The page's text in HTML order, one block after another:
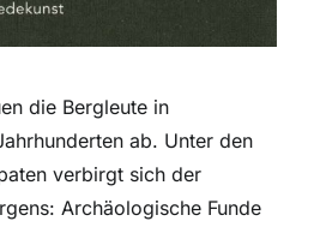
die Bergleute in
ab. Unter den
verbirgt sich der
Archäologische Funde